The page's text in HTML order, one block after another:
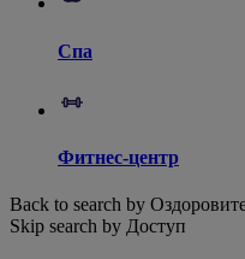
Спа
Фитнес-центр
Back to search by
Skip search by Доступ